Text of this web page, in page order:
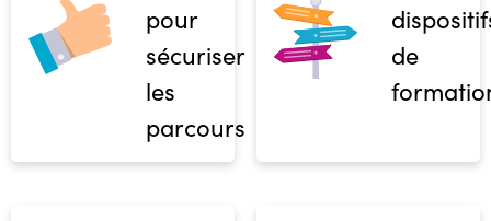
pour
sécuriser
les
parcours
de